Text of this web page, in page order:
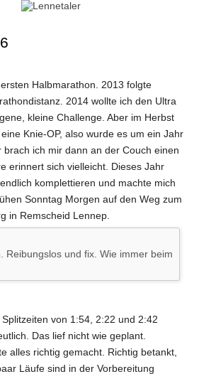
Halbmarathon. 2013 folgte
2014 wollte ich den Ultra
kleine Challenge. Aber im Herbst
Knie-OP, also wurde es um ein Jahr
ich mir dann an der Couch einen
erinnert sich vielleicht. Dieses Jahr
komplettieren und machte mich
Sonntag Morgen auf den Weg zum
in Remscheid Lennep.
Reibungslos und fix. Wie immer beim
von 1:54, 2:22 und 2:42
Das lief nicht wie geplant.
alles richtig gemacht. Richtig betankt,
Läufe sind in der Vorbereitung